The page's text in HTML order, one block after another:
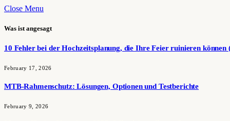
Close Menu
Was ist angesagt
10 Fehler bei der Hochzeitsplanung, die Ihre Feier ruinieren können
February 17, 2026
MTB-Rahmenschutz: Lösungen, Optionen und Testberichte
February 9, 2026